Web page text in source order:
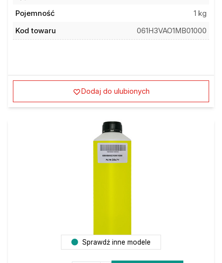
Pojemność
1 kg
Kod towaru
061H3VAO1MB01000
Dodaj do ulubionych
Sprawdź inne modele